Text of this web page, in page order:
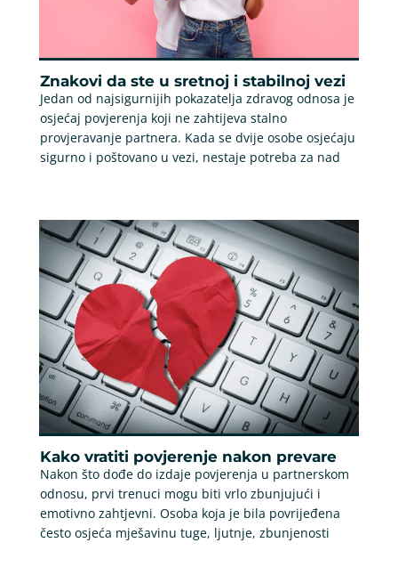
Znakovi da ste u sretnoj i stabilnoj vezi
Jedan od najsigurnijih pokazatelja zdravog odnosa je
osjećaj povjerenja koji ne zahtijeva stalno
provjeravanje partnera. Kada se dvije osobe osjećaju
sigurno i poštovano u vezi, nestaje potreba za nad
Kako vratiti povjerenje nakon prevare
Nakon što dođe do izdaje povjerenja u partnerskom
odnosu, prvi trenuci mogu biti vrlo zbunjujući i
emotivno zahtjevni. Osoba koja je bila povrijeđena
često osjeća mješavinu tuge, ljutnje, zbunjenosti